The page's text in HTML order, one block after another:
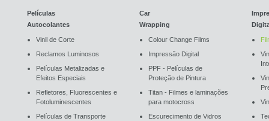
Películas
Autocolantes
Vinil de Corte
Reclamos Luminosos
Películas Metalizadas e
Efeitos Especiais
Refletores, Fluorescentes e
Fotoluminescentes
Películas de Transporte
Car
Wrapping
Colour Change Films
Impressão Digital
PPF - Películas de
Proteção de Pintura
Titan - Filmes e laminações
para motocross
Escurecimento de Vidros